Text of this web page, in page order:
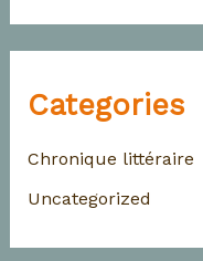
Categories
Chronique littéraire
Uncategorized